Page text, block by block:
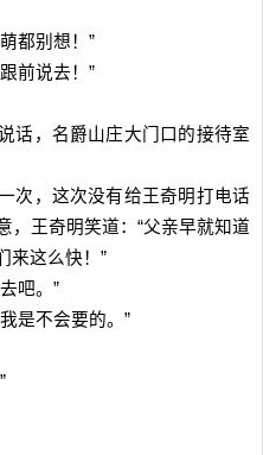
都别想！”
前说去！”
话，名爵山庄大门口的接待室
次，这次没有给王奇明打电话
王奇明笑道：“父亲早就知道
来这么快！”
吧。”
是不会要的。”